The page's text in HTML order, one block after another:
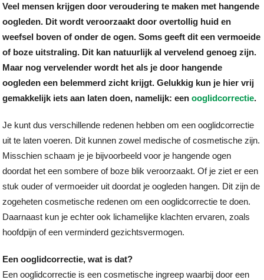
Veel mensen krijgen door veroudering te maken met hangende
oogleden. Dit wordt veroorzaakt door overtollig huid en
weefsel boven of onder de ogen. Soms geeft dit een vermoeide
of boze uitstraling. Dit kan natuurlijk al vervelend genoeg zijn.
Maar nog vervelender wordt het als je door hangende
oogleden een belemmerd zicht krijgt. Gelukkig kun je hier vrij
gemakkelijk iets aan laten doen, namelijk: eenooglidcorrectie.
Je kunt dus verschillende redenen hebben om een ooglidcorrectie
uit te laten voeren. Dit kunnen zowel medische of cosmetische zijn.
Misschien schaam je je bijvoorbeeld voor je hangende ogen
doordat het een sombere of boze blik veroorzaakt. Of je ziet er een
stuk ouder of vermoeider uit doordat je oogleden hangen. Dit zijn de
zogeheten cosmetische redenen om een ooglidcorrectie te doen.
Daarnaast kun je echter ook lichamelijke klachten ervaren, zoals
hoofdpijn of een verminderd gezichtsvermogen.
Een ooglidcorrectie, wat is dat?
Een ooglidcorrectie is een cosmetische ingreep waarbij door een